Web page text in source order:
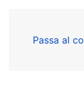
Passa al